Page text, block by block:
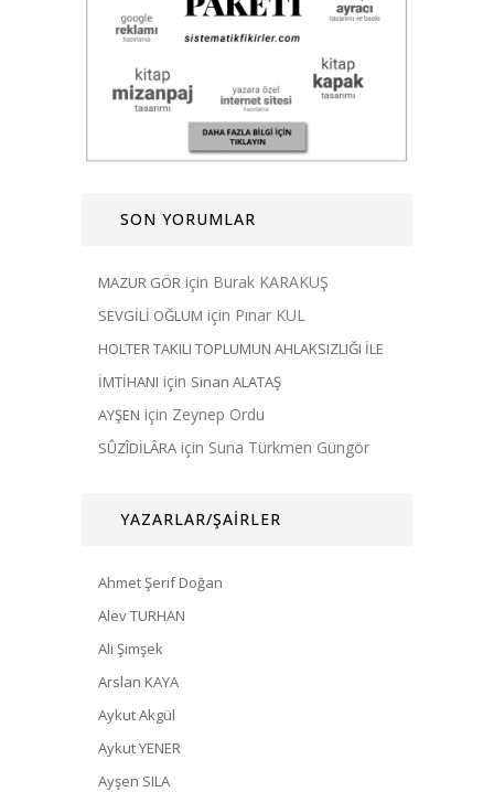
SON YORUMLAR
MAZUR GÖR için Burak KARAKUŞ
SEVGİLİ OĞLUM için Pınar KUL
HOLTER TAKILI TOPLUMUN AHLAKSIZLIĞI İLE
İMTİHANI için Sinan ALATAŞ
AYŞEN için Zeynep Ordu
SÛZÎDİLÂRA için Suna Türkmen Güngör
YAZARLAR/ŞAİRLER
Ahmet Şerif Doğan
Alev TURHAN
Ali Şimşek
Arslan KAYA
Aykut Akgül
Aykut YENER
Ayşen SILA